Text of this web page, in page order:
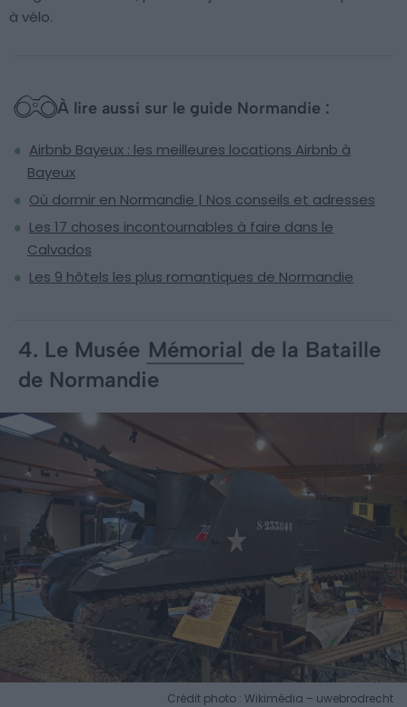
à vélo.
À lire aussi sur le guide Normandie :
Airbnb Bayeux : les meilleures locations Airbnb à
Bayeux
Où dormir en Normandie | Nos conseils et adresses
Les 17 choses incontournables à faire dans le
Calvados
Les 9 hôtels les plus romantiques de Normandie
4. Le Musée Mémorial de la Bataille
de Normandie
Crédit photo : Wikimédia – uwebrodrecht